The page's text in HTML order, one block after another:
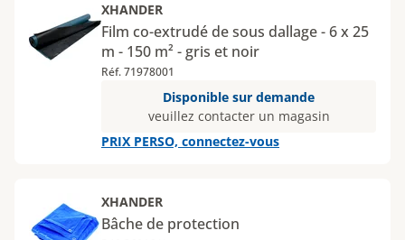
XHANDER
Film co-extrudé de sous dallage - 6 x 25
m - 150 m² - gris et noir
Réf. 71978001
Disponible sur demande
veuillez contacter un magasin
PRIX PERSO, connectez-vous
XHANDER
Bâche de protection